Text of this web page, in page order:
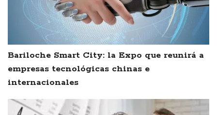
Bariloche Smart City: la Expo que reunirá a
empresas tecnológicas chinas e
internacionales